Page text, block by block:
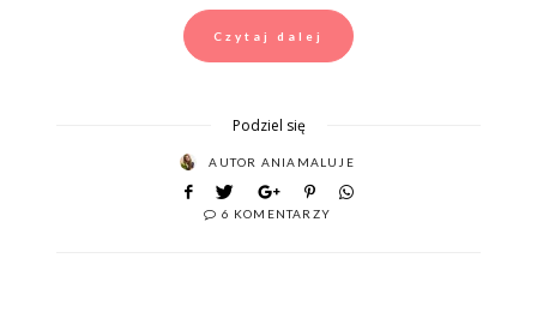
Czytaj dalej
Podziel się
AUTOR ANIAMALUJE
6 KOMENTARZY